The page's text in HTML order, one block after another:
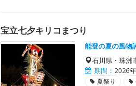
宝立七夕キリコまつり
能登の夏の風物
石川県・珠洲
期間： 2026
夏祭り